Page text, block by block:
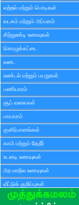
வற்றல் மற்றும் பொடிகள்
வடகம் மற்றும் அப்பளம்
சிற்றுண்டி உணவுகள்
கொழுக்கட்டை
வடை
சுண்டல் மற்றும் பயறுகள்
பணியாரம்
சூப் வகைகள்
பாயாசம்
குளிர்பானங்கள்
காபி மற்றும் தேநீர்
உடனடி உணவுகள்
பிற மாநில உணவுகள்
வீட்டுக் குறிப்புகள்